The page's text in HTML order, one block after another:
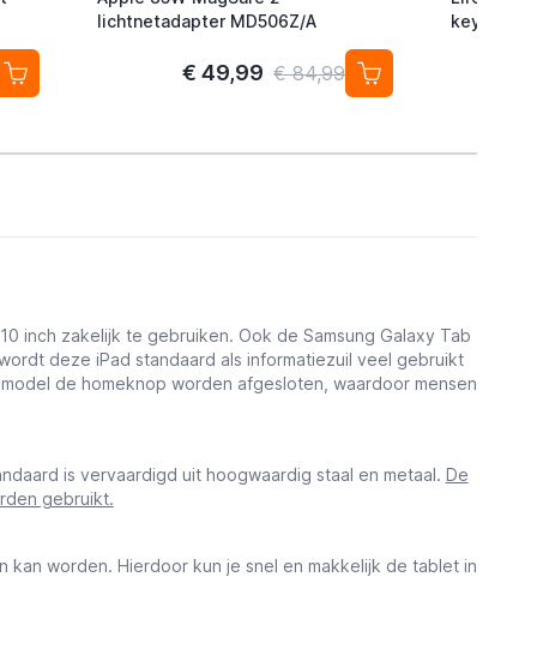
lichtnetadapter MD506Z/A
€ 49,99 € 84,99
inch zakelijk te gebruiken. Ook de Samsung Galaxy Tab
deze iPad standaard als informatiezuil veel gebruikt
de homeknop worden afgesloten, waardoor mensen
is vervaardigd uit hoogwaardig staal en metaal. De
gebruikt.
worden. Hierdoor kun je snel en makkelijk de tablet in